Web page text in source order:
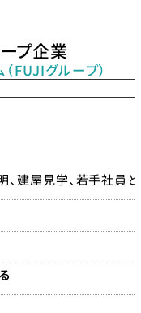
プ企業
FUJIグループ）
、建屋見学、若手社員